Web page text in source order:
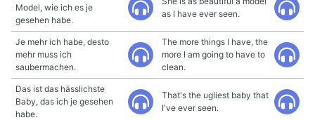
Model, wie ich es je
gesehen habe.
as I have ever seen.
Je mehr ich habe, desto
mehr muss ich
saubermachen.
The more things I have, the
more I am going to have to
clean.
Das ist das hässlichste
Baby, das ich je gesehen
habe.
That's the ugliest baby that
I've ever seen.